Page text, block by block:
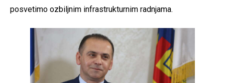
posvetimo ozbiljnim infrastrukturnim radnjama.